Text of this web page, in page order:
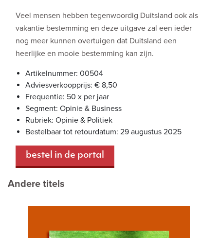
Veel mensen hebben tegenwoordig Duitsland ook als
vakantie bestemming en deze uitgave zal een ieder
nog meer kunnen overtuigen dat Duitsland een
heerlijke en mooie bestemming kan zijn.
Artikelnummer: 00504
Adviesverkoopprijs: € 8,50
Frequentie: 50 x per jaar
Segment: Opinie & Business
Rubriek: Opinie & Politiek
Bestelbaar tot retourdatum: 29 augustus 2025
bestel in de portal
Andere titels